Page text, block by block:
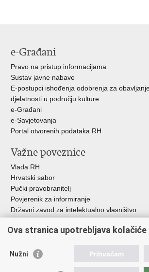
e-Građani
Pravo na pristup informacijama
Sustav javne nabave
E-postupci ishođenja odobrenja za
djelatnosti u području kulture
e-Građani
e-Savjetovanja
Portal otvorenih podataka RH
Važne poveznice
Vlada RH
Hrvatski sabor
Pučki pravobranitelj
Povjerenik za informiranje
Državni zavod za intelektualno vlasništvo
HAKOM
Ostale poveznice
Ova stranica upotrebljava kolačiće
Nužni Prihvaćam